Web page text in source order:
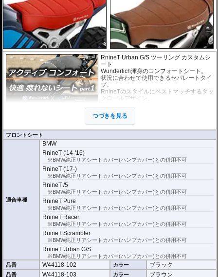
RnineT Urban G/S ツーリング カスタムシ
ート
Wunderlich渾身のコンフォートシート。
状況に合わせて使用できるセパレートタイ
プ。
RnineTのスタイルにベストマッチするタッ
クロールデザイン。
ます。
滑りづらい素材を採用することにより、ニ
ーグリップを容易にします。
独自の高強度シートフレームを採用。 そ
の為、純正シートを送り戻す必要は無く、
約20mm高くなります。(RnineT Urban G/
つづきを見る
フロントシート
適合車種
BMW
RnineT ('14-'16)
※BMW純正リアシートカバー(ハンプカバー)との併用不可
RnineT ('17-)
※BMW純正リアシートカバー(ハンプカバー)との併用不可
RnineT /5
※BMW純正リアシートカバー(ハンプカバー)との併用不可
RnineT Pure
※BMW純正リアシートカバー(ハンプカバー)との併用不可
RnineT Racer
※BMW純正リアシートカバー(ハンプカバー)との併用不可
RnineT Scrambler
※BMW純正リアシートカバー(ハンプカバー)との併用不可
RnineT Urban G/S
※BMW純正リアシートカバー(ハンプカバー)との併用不可
品番
W44118-102 カラー ブラック
品番 W44118-103 カラー ブラウン